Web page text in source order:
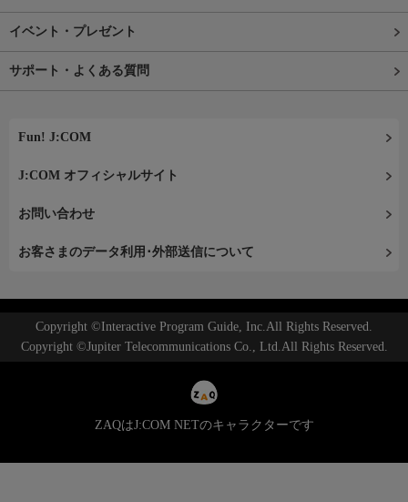
イベント・プレゼント
サポート・よくある質問
Fun! J:COM
J:COM オフィシャルサイト
お問い合わせ
お客さまのデータ利用･外部送信について
Copyright ©Interactive Program Guide, Inc.All Rights Reserved.
Copyright ©Jupiter Telecommunications Co., Ltd.All Rights Reserved.
ZAQはJ:COM NETのキャラクターです